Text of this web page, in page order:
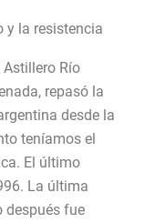
y la resistencia
Río
repasó la
desde la
teníamos el
El último
La última
después fue